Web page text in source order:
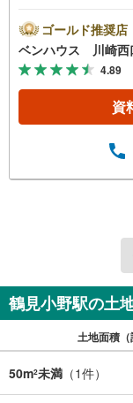
家1965年
望のお客様
す。■また
す。 どう
●「この
「私はロ
があるけ
などなど、
お手伝い
ゴールド推奨店
ベンハウス 川崎西
4.89
資
鶴見小野駅の土
土地面積（
50m2未満 （1件）